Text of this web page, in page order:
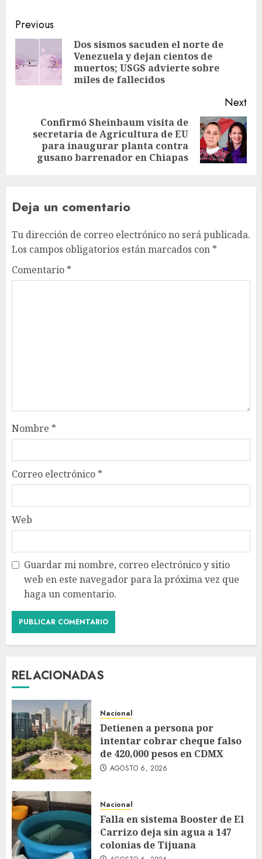
Previous
Dos sismos sacuden el norte de
Venezuela y dejan cientos de
muertos; USGS advierte sobre
miles de fallecidos
Next
Confirmó Sheinbaum visita de
secretaria de Agricultura de EU
para inaugurar planta contra
gusano barrenador en Chiapas
Deja un comentario
Tu dirección de correo electrónico no será publicada.
Los campos obligatorios están marcados con *
Comentario *
Nombre *
Correo electrónico *
Web
Guardar mi nombre, correo electrónico y sitio
web en este navegador para la próxima vez que
haga un comentario.
RELACIONADAS
Nacional
Detienen a persona por
intentar cobrar cheque falso
de 420,000 pesos en CDMX
AGOSTO 6, 2026
Nacional
Falla en sistema Booster de El
Carrizo deja sin agua a 147
colonias de Tijuana